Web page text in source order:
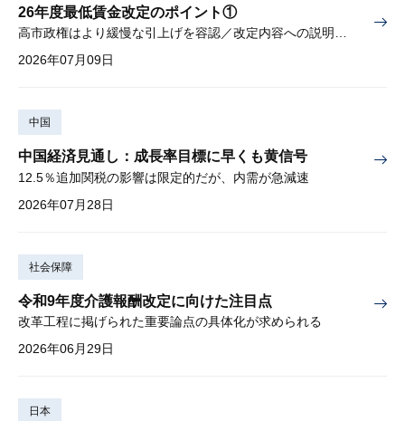
26年度最低賃金改定のポイント①
高市政権はより緩慢な引上げを容認／改定内容への説明責任が焦点
2026年07月09日
中国
中国経済見通し：成長率目標に早くも黄信号
12.5％追加関税の影響は限定的だが、内需が急減速
2026年07月28日
社会保障
令和9年度介護報酬改定に向けた注目点
改革工程に掲げられた重要論点の具体化が求められる
2026年06月29日
日本